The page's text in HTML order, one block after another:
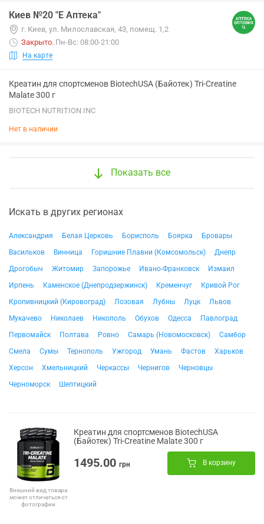
Киев №20 "Е Аптека"
г. Киев, ул. Милославская, 43, помещ. 1,2
Закрыто. Пн-Вс: 08:00-21:00
На карте
Креатин для спортсменов BiotechUSA (Байотек) Tri-Creatine
Malate 300 г
BIOTECH NUTRITION INC
Нет в наличии
Показать все
Искать в других регионах
Александрия Белая Церковь Борисполь Боярка
Бровары
Васильков
Винница Горишние Плавни (Комсомольск)
Днепр
Дрогобыч
Житомир Запорожье Ивано-Франковск
Измаил
Ирпень
Каменское (Днепродзержинск) Кременчуг
Кривой Рог
Кропивницкий (Кировоград)
Лозовая Лубны Луцк
Львов
Мукачево
Николаев Никополь Обухов Одесса
Павлоград
Первомайск
Полтава Ровно Самарь (Новомосковск)
Самбор
Смела
Сумы Тернополь Ужгород Умань Фастов
Харьков
Херсон
Хмельницкий Черкассы Чернигов
Черновцы
Черноморск
Шептицкий
Внешний вид товара
может отличаться от
фотографии
Креатин для спортсменов BiotechUSA
(Байотек) Tri-Creatine Malate 300 г
1495.00 грн В корзину